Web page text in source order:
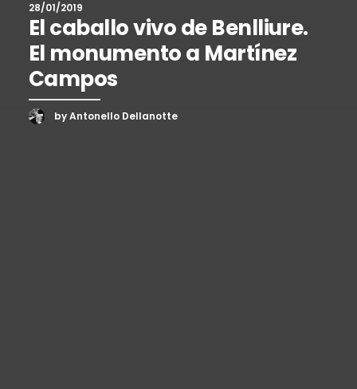
28/01/2019
El caballo vivo de Benlliure.
El monumento a Martínez
Campos
by Antonello Dellanotte